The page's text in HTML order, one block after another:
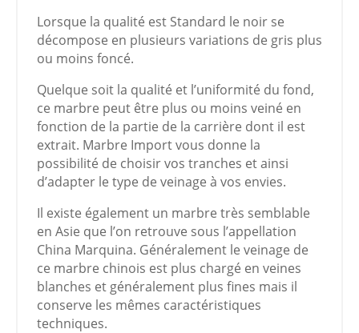
Lorsque la qualité est Standard le noir se
décompose en plusieurs variations de gris plus
ou moins foncé.
Quelque soit la qualité et l’uniformité du fond,
ce marbre peut être plus ou moins veiné en
fonction de la partie de la carrière dont il est
extrait. Marbre Import vous donne la
possibilité de choisir vos tranches et ainsi
d’adapter le type de veinage à vos envies.
Il existe également un marbre très semblable
en Asie que l’on retrouve sous l’appellation
China Marquina. Généralement le veinage de
ce marbre chinois est plus chargé en veines
blanches et généralement plus fines mais il
conserve les mêmes caractéristiques
techniques.